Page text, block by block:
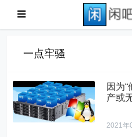
一点牢骚
因为
产或
2021年